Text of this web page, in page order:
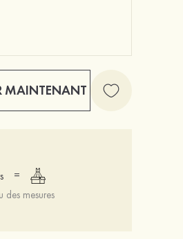
MAINTENANT
=
mesures